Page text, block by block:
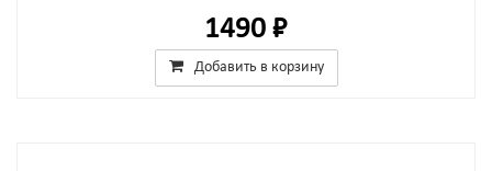
1490 ₽
Добавить в корзину